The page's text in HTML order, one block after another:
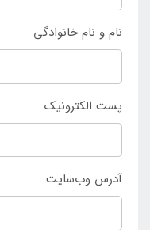
نام و نام خانوادگی
پست الکترونیک
آدرس وب‌سایت